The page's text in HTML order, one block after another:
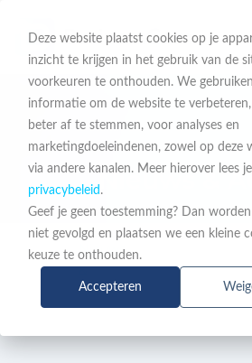
Deze website plaatst cookies op je
inzicht te krijgen in het gebruik van de
voorkeuren te onthouden. We
informatie om de website te
beter af te stemmen, voor analyses en
marketingdoeleindenen, zowel op deze
via andere kanalen. Meer hierover lees
privacybeleid .
Geef je geen toestemming? Dan worden
niet gevolgd en plaatsen we een kleine
keuze te onthouden.
Accepteren
BLIJF OP DE
Nieuws &
Nieuws
&
Acties
Waarom
Mitel zo